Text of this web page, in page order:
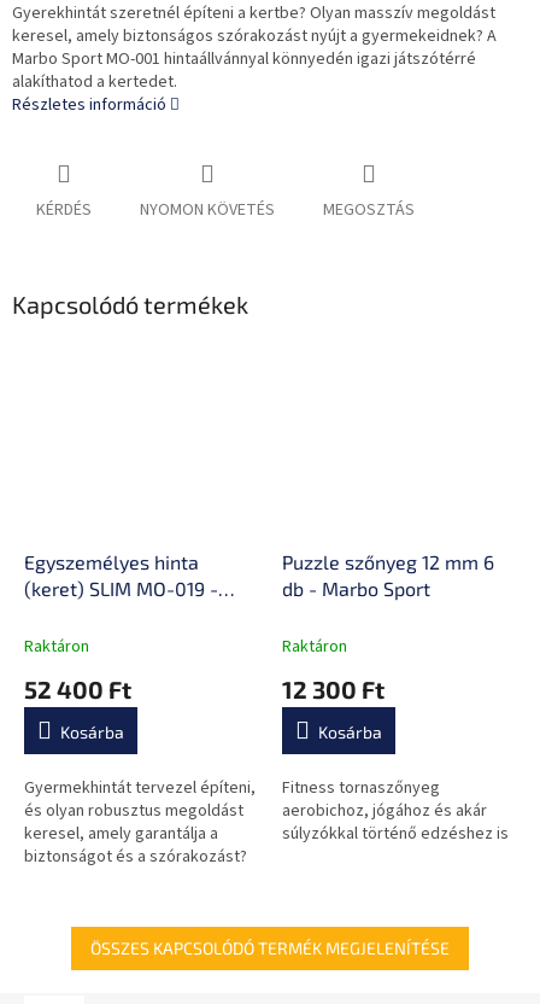
Gyerekhintát szeretnél építeni a kertbe? Olyan masszív megoldást
keresel, amely biztonságos szórakozást nyújt a gyermekeidnek? A
Marbo Sport MO-001 hintaállvánnyal könnyedén igazi játszótérré
alakíthatod a kertedet.
Részletes információ
KÉRDÉS NYOMON KÖVETÉS MEGOSZTÁS
Kapcsolódó termékek
Egyszemélyes hinta
(keret) SLIM MO-019 -
Raktáron
52 400 Ft
Kosárba
Gyermekhintát tervezel építeni,
és olyan robusztus megoldást
keresel, amely garantálja a
biztonságot és a szórakozást?
Puzzle szőnyeg 12 mm 6
db - Marbo Sport
Raktáron
12 300 Ft
Kosárba
Fitness tornaszőnyeg
aerobichoz, jógához és akár
súlyzókkal történő edzéshez is
ÖSSZES KAPCSOLÓDÓ TERMÉK MEGJELENÍTÉSE